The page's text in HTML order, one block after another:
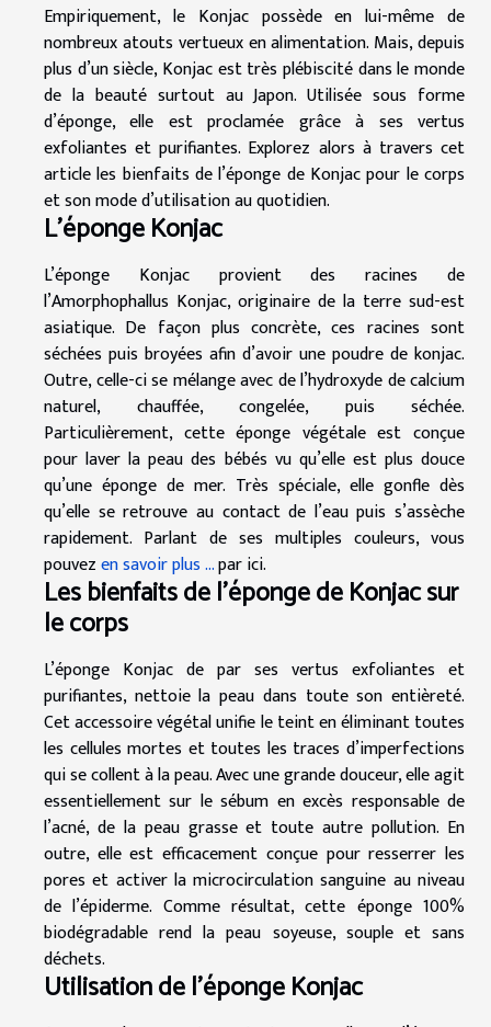
Empiriquement, le Konjac possède en lui-même de
nombreux atouts vertueux en alimentation. Mais, depuis
plus d’un siècle, Konjac est très plébiscité dans le monde
de la beauté surtout au Japon. Utilisée sous forme
d’éponge, elle est proclamée grâce à ses vertus
exfoliantes et purifiantes. Explorez alors à travers cet
article les bienfaits de l’éponge de Konjac pour le corps
et son mode d’utilisation au quotidien.
L'éponge Konjac
L’éponge Konjac provient des racines de
l’Amorphophallus Konjac, originaire de la terre sud-est
asiatique. De façon plus concrète, ces racines sont
séchées puis broyées afin d’avoir une poudre de konjac.
Outre, celle-ci se mélange avec de l’hydroxyde de calcium
naturel, chauffée, congelée, puis séchée.
Particulièrement, cette éponge végétale est conçue
pour laver la peau des bébés vu qu’elle est plus douce
qu’une éponge de mer. Très spéciale, elle gonfle dès
qu’elle se retrouve au contact de l’eau puis s’assèche
rapidement. Parlant de ses multiples couleurs, vous
pouvezen savoir plus ...par ici.
Les bienfaits de l’éponge de Konjac sur
le corps
L’éponge Konjac de par ses vertus exfoliantes et
purifiantes, nettoie la peau dans toute son entièreté.
Cet accessoire végétal unifie le teint en éliminant toutes
les cellules mortes et toutes les traces d’imperfections
qui se collent à la peau. Avec une grande douceur, elle agit
essentiellement sur le sébum en excès responsable de
l’acné, de la peau grasse et toute autre pollution. En
outre, elle est efficacement conçue pour resserrer les
pores et activer la microcirculation sanguine au niveau
de l’épiderme. Comme résultat, cette éponge 100%
biodégradable rend la peau soyeuse, souple et sans
déchets.
Utilisation de l’éponge Konjac